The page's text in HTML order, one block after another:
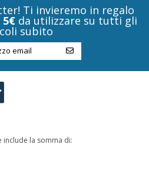
Ti invieremo in regalo
5€ da utilizzare su tutti gli
subito
include la somma di: